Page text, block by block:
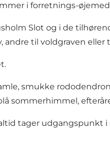
i forretnings-
Slot og i de
til voldgraven
smukke
sommerhimmel,
tager udgangspunkt i